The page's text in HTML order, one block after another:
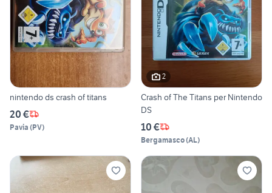
nintendo ds crash of titans
20 €
Pavia (PV)
2
Crash of The Titans per Nintendo
DS
10 €
Bergamasco(AL)